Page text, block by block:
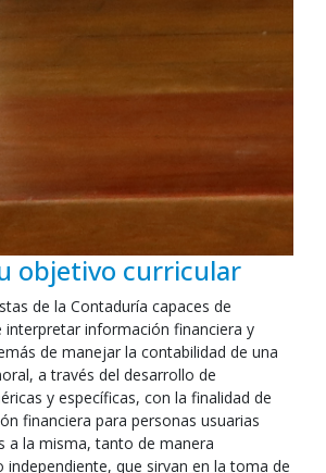
objetivo curricular
de la Contaduría capaces de
interpretar información financiera y
de manejar la contabilidad de una
a través del desarrollo de
y específicas, con la finalidad de
financiera para personas usuarias
a la misma, tanto de manera
independiente, que sirvan en la toma de